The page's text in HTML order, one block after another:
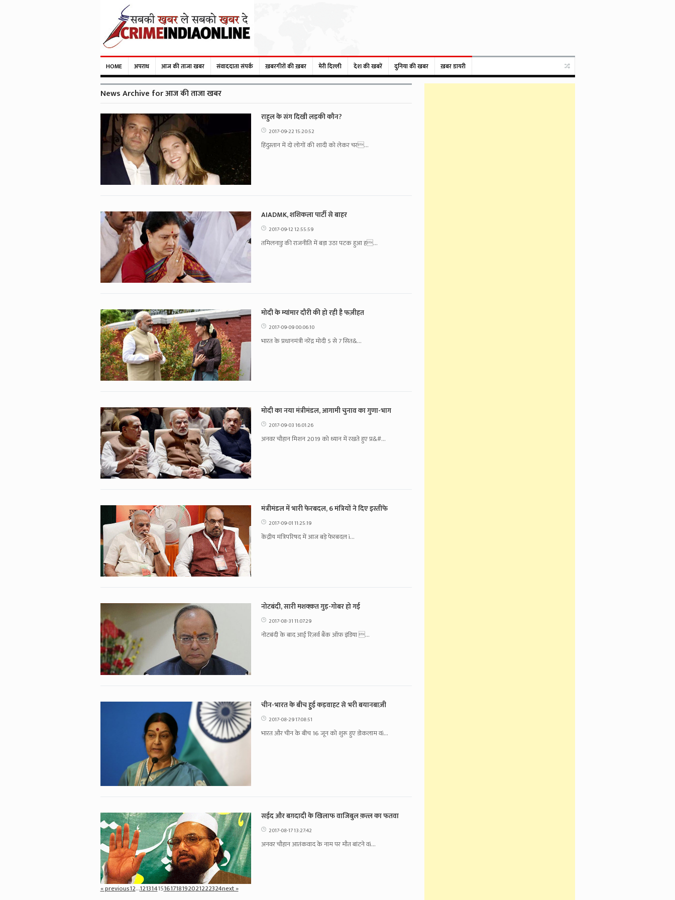
HOME अपराध आज की ताजा खबर संवाददाता संपर्क ख़बरगीरों की ख़बर मेरी दिल्ली देश की खबरें दुनिया की खबर ख़बर डायरी
News Archive for आज की ताजा खबर
राहुल के संग दिखी लड़की कौन?
2017-09-22 15:20:52
हिंदुस्तान में दो लोगों की शादी को लेकर चर...
AIADMK, शशिकला पार्टी से बाहर
2017-09-12 12:55:59
तमिलनाडु की राजनीति में बड़ा उठा पटक हुआ ह...
मोदी के म्यांमार दौरी की हो रही है फज़ीहत
2017-09-09 00:06:10
भारत के प्रधानमंत्री नरेंद्र मोदी 5 से 7 सित&...
मोदी का नया मंत्रीमंडल, आगामी चुनाव का गुणा-भाग
2017-09-03 16:01:26
अनवर चौहान मिशन 2019 को ध्यान में रखते हुए प्र&#...
मंत्रीमंडल में भारी फेरबदल, 6 मंत्रियों ने दिए इस्तीफे
2017-09-01 11:25:19
केंद्रीय मंत्रिपरिषद में आज बड़े फेरबदल ì...
नोटबंदी, सारी मशक्क़त गुड़-गोबर हो गई
2017-08-31 11:07:29
नोटबंदी के बाद आई रिज़र्व बैंक ऑफ़ इंडिया ...
चीन-भारत के बीच हुुई कड़वाहट से भरी बयानबाज़ी
2017-08-29 17:08:51
भारत और चीन के बीच 16 जून को शुरू हुए डोकलाम वì...
सईद और बग़दादी के खिलाफ वाजिबुल क़त्ल का फतवा
2017-08-17 13:27:42
अनवर चौहान आतंकवाद के नाम पर मौत बांटने वì...
« previous12...12131415161718192021222324next »